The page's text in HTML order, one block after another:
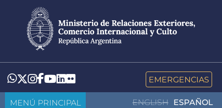
contenido
principal
Whatsapp
Twitter
Instagram
Facebook
YouTube
LinkedIn
Flickr EMERGENCIAS
ENGLISH ESPAÑOL
MENÚ PRINCIPAL